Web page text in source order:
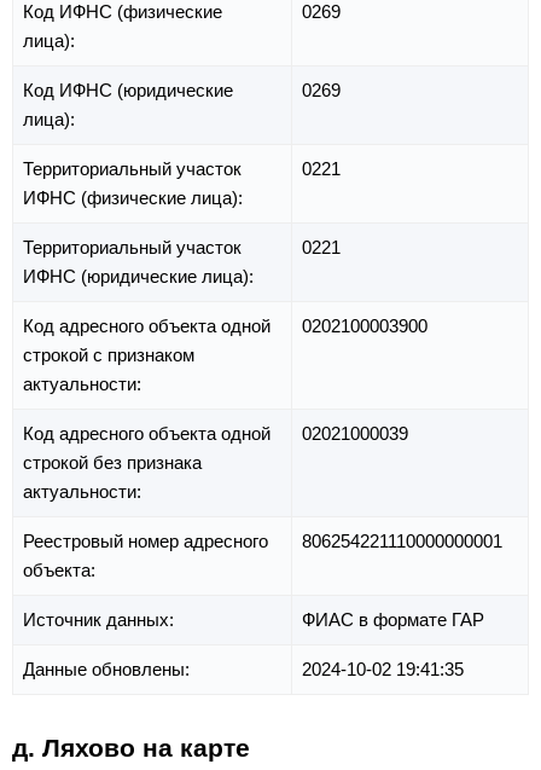
Код ИФНС (физические
лица):
0269
Код ИФНС (юридические
лица):
0269
Территориальный участок
ИФНС (физические лица):
0221
Территориальный участок
ИФНС (юридические лица):
0221
Код адресного объекта одной
строкой с признаком
актуальности:
0202100003900
Код адресного объекта одной
строкой без признака
актуальности:
02021000039
Реестровый номер адресного
объекта:
806254221110000000001
Источник данных: ФИАС в формате ГАР
Данные обновлены: 2024-10-02 19:41:35
д. Ляхово на карте